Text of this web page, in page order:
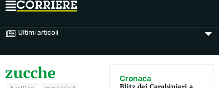
Ultimi articoli
zucche
Cronaca